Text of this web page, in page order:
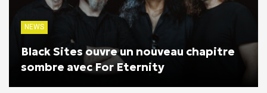
NEWS
Black Sites ouvre un nouveau chapitre
sombre avec For Eternity